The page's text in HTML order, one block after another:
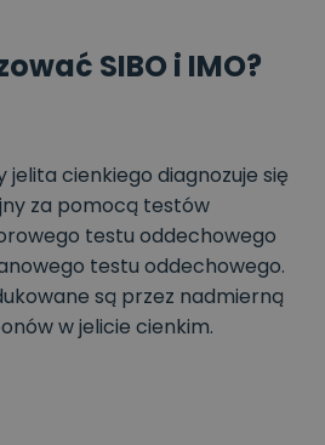
SIBO i IMO?
jelita cienkiego diagnozuje się
za pomocą testów
testu oddechowego
testu oddechowego.
są przez nadmierną
w jelicie cienkim.